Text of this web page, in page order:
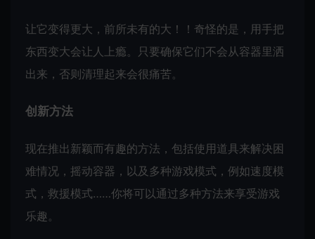
让它变得更大，前所未有的大！！奇怪的是，用手把
东西变大会让人上瘾。只要确保它们不会从容器里洒
出来，否则清理起来会很痛苦。
创新方法
现在推出新颖而有趣的方法，包括使用道具来解决困
难情况，摇动容器，以及多种游戏模式，例如速度模
式，救援模式……你将可以通过多种方法来享受游戏
乐趣。